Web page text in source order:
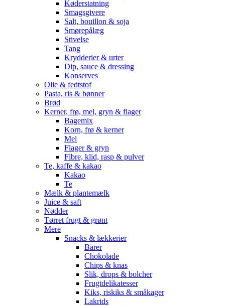
Køderstatning
Smagsgivere
Salt, bouillon & soja
Smørepålæg
Stivelse
Tang
Krydderier & urter
Dip, sauce & dressing
Konserves
Olie & fedtstof
Pasta, ris & bønner
Brød
Kerner, frø, mel, gryn & flager
Bagemix
Korn, frø & kerner
Mel
Flager & gryn
Fibre, klid, rasp & pulver
Te, kaffe & kakao
Kakao
Te
Mælk & plantemælk
Juice & saft
Nødder
Tørret frugt & grønt
Mere
Snacks & lækkerier
Barer
Chokolade
Chips & knas
Slik, drops & bolcher
Frugtdelikatesser
Kiks, riskiks & småkager
Lakrids